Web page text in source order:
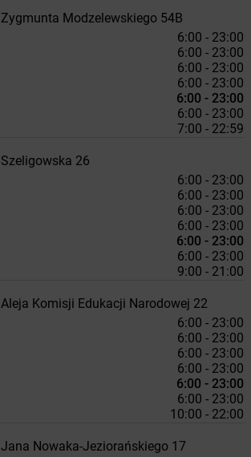
Zygmunta Modzelewskiego 54B
6:00 - 23:00
6:00 - 23:00
6:00 - 23:00
6:00 - 23:00
6:00 - 23:00
6:00 - 23:00
7:00 - 22:59
Szeligowska 26
6:00 - 23:00
6:00 - 23:00
6:00 - 23:00
6:00 - 23:00
6:00 - 23:00
6:00 - 23:00
9:00 - 21:00
Aleja Komisji Edukacji Narodowej 22
6:00 - 23:00
6:00 - 23:00
6:00 - 23:00
6:00 - 23:00
6:00 - 23:00
6:00 - 23:00
10:00 - 22:00
Jana Nowaka-Jeziorańskiego 17